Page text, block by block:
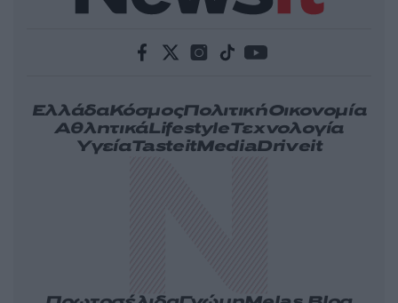
ΕλλάδαΚόσμοςΠολιτικήΟικονομία
ΑθλητικάLifestyleΤεχνολογία
ΥγείαTasteitMediaDriveit